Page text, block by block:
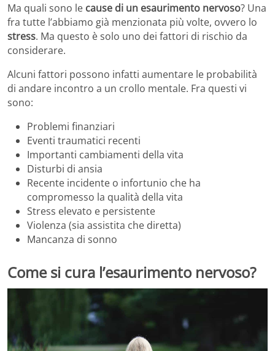
Ma quali sono le cause di un esaurimento nervoso? Una
fra tutte l’abbiamo già menzionata più volte, ovvero lo
stress. Ma questo è solo uno dei fattori di rischio da
considerare.
Alcuni fattori possono infatti aumentare le probabilità
di andare incontro a un crollo mentale. Fra questi vi
sono:
Problemi finanziari
Eventi traumatici recenti
Importanti cambiamenti della vita
Disturbi di ansia
Recente incidente o infortunio che ha
compromesso la qualità della vita
Stress elevato e persistente
Violenza (sia assistita che diretta)
Mancanza di sonno
Come si cura l’esaurimento nervoso?